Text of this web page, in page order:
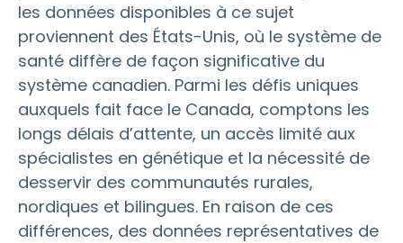
les données disponibles à ce sujet
proviennent des États-Unis, où le système de
santé diffère de façon significative du
système canadien. Parmi les défis uniques
auxquels fait face le Canada, comptons les
longs délais d’attente, un accès limité aux
spécialistes en génétique et la nécessité de
desservir des communautés rurales,
nordiques et bilingues. En raison de ces
différences, des données représentatives de